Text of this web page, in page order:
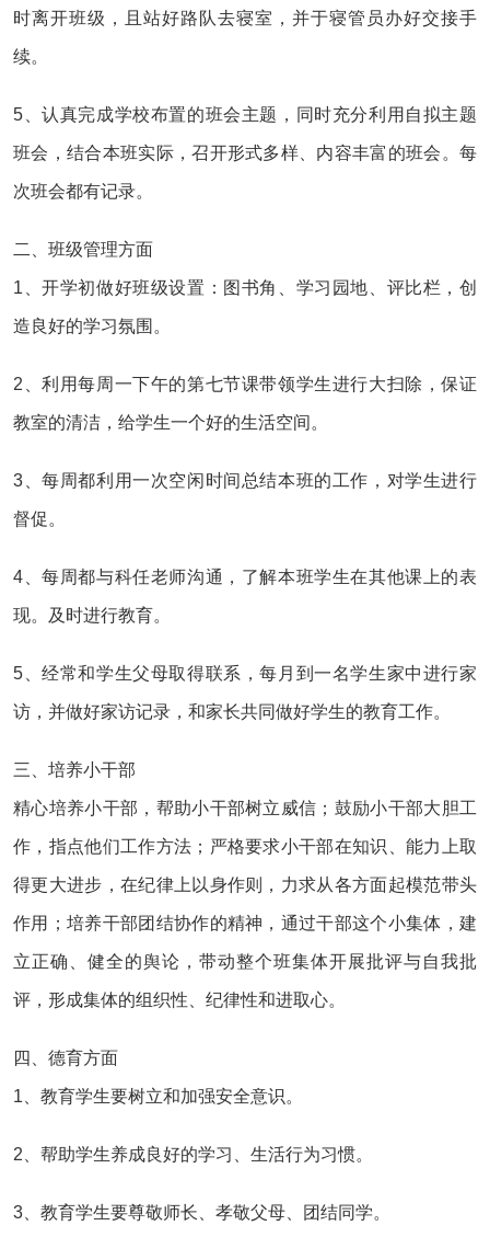
时离开班级，且站好路队去寝室，并于寝管员办好交接手
续。
5、认真完成学校布置的班会主题，同时充分利用自拟主题
班会，结合本班实际，召开形式多样、内容丰富的班会。每
次班会都有记录。
二、班级管理方面
1、开学初做好班级设置：图书角、学习园地、评比栏，创
造良好的学习氛围。
2、利用每周一下午的第七节课带领学生进行大扫除，保证
教室的清洁，给学生一个好的生活空间。
3、每周都利用一次空闲时间总结本班的工作，对学生进行
督促。
4、每周都与科任老师沟通，了解本班学生在其他课上的表
现。及时进行教育。
5、经常和学生父母取得联系，每月到一名学生家中进行家
访，并做好家访记录，和家长共同做好学生的教育工作。
三、培养小干部
精心培养小干部，帮助小干部树立威信；鼓励小干部大胆工
作，指点他们工作方法；严格要求小干部在知识、能力上取
得更大进步，在纪律上以身作则，力求从各方面起模范带头
作用；培养干部团结协作的精神，通过干部这个小集体，建
立正确、健全的舆论，带动整个班集体开展批评与自我批
评，形成集体的组织性、纪律性和进取心。
四、德育方面
1、教育学生要树立和加强安全意识。
2、帮助学生养成良好的学习、生活行为习惯。
3、教育学生要尊敬师长、孝敬父母、团结同学。